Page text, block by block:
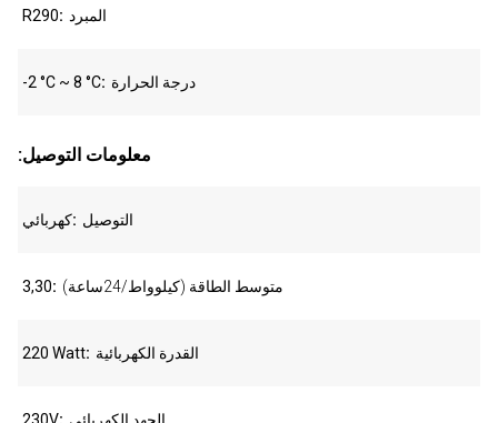
R290 المبرد
-2 °C ~ 8 °C درجة الحرارة
:معلومات التوصيل
كهربائي التوصيل
3,30 متوسط الطاقة (كيلوواط/24ساعة)
220 Watt القدرة الكهربائية